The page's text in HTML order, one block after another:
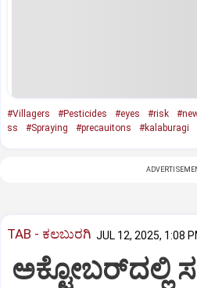
#Villagers #Pesticides #eyes #risk
ss
#Spraying #precauitons #kalaburagi
TAB - ಕಲಬುರಗಿ JUL 12, 2025, 1:08
ಅಕ್ಟೋಬರ್‌ದಲ್ಲಿ